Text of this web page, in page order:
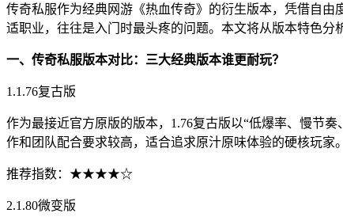
传奇私服作为经典网游《热血传奇》的衍生版本，凭借自
适职业，往往是入门时最头疼的问题。本文将从版本特色分
一、传奇私服版本对比：三大经典版本谁更耐玩？
1.1.76复古版
作为最接近官方原版的版本，1.76复古版以“低爆率、慢节
作和团队配合要求较高，适合追求原汁原味体验的硬核玩家。
推荐指数：★★★★☆
2.1.80微变版